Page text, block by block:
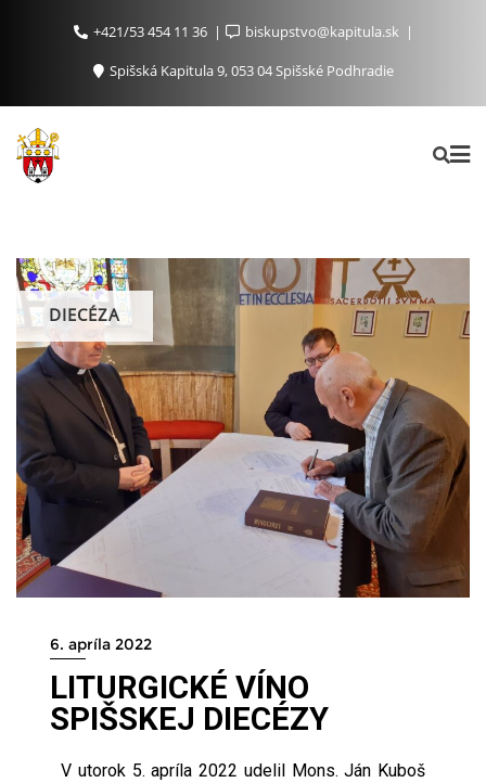
+421/53 454 11 36
biskupstvo@kapitula.sk
Spišská Kapitula 9, 053 04 Spišské Podhradie
DIECÉZA
6. apríla 2022
LITURGICKÉ VÍNO
SPIŠSKEJ DIECÉZY
V utorok 5. apríla 2022 udelil Mons. Ján Kuboš